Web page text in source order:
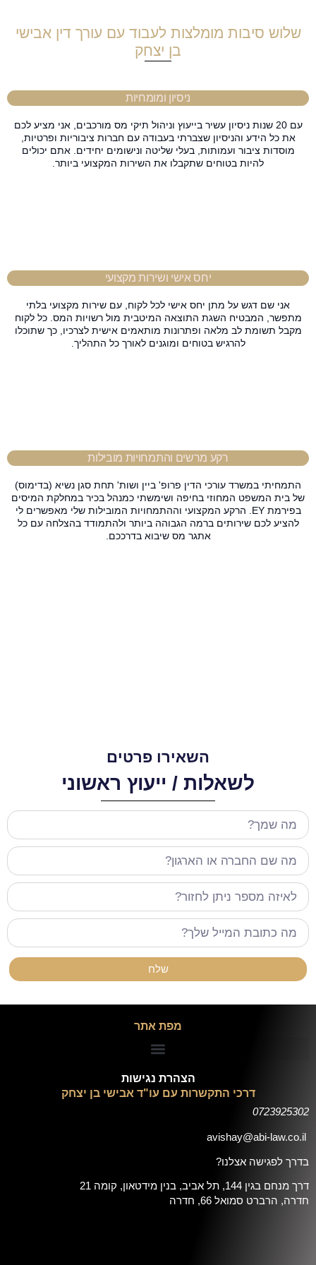
שלוש סיבות מומלצות לעבוד עם עורך דין אבישי
בן יצחק
ניסיון ומומחיות
עם 20 שנות ניסיון עשיר בייעוץ וניהול תיקי מס מורכבים, אני מציע לכם
את כל הידע והניסיון שצברתי בעבודה עם חברות ציבוריות ופרטיות,
מוסדות ציבור ועמותות, בעלי שליטה ונישומים יחידים. אתם יכולים
להיות בטוחים שתקבלו את השירות המקצועי ביותר.
יחס אישי ושירות מקצועי
אני שם דגש על מתן יחס אישי לכל לקוח, עם שירות מקצועי בלתי
מתפשר, המבטיח השגת התוצאה המיטבית מול רשויות המס. כל לקוח
מקבל תשומת לב מלאה ופתרונות מותאמים אישית לצרכיו, כך שתוכלו
להרגיש בטוחים ומוגנים לאורך כל התהליך.
רקע מרשים והתמחויות מובילות
התמחיתי במשרד עורכי הדין פרופ' ביין ושות' תחת סגן נשיא (בדימוס)
של בית המשפט המחוזי בחיפה ושימשתי כמנהל בכיר במחלקת המיסים
בפירמת EY. הרקע המקצועי וההתמחויות המובילות שלי מאפשרים לי
להציע לכם שירותים ברמה הגבוהה ביותר ולהתמודד בהצלחה עם כל
אתגר מס שיבוא בדרככם.
השאירו פרטים
לשאלות / ייעוץ ראשוני
שלח
מפת אתר
הצהרת נגישות
דרכי התקשרות עם עו"ד אבישי בן יצחק
0723925302
avishay@abi-law.co.il
בדרך לפגישה אצלנו?
דרך מנחם בגין 144, תל אביב, בנין מידטאון, קומה 21
חדרה, הרברט סמואל 66, חדרה